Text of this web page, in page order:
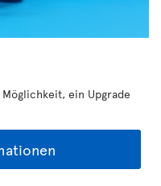
ein Upgrade